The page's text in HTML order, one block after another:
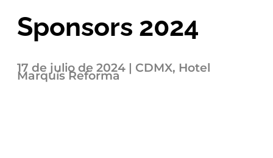
Sponsors 2024
17 de julio de 2024 | CDMX, Hotel
Marquís Reforma